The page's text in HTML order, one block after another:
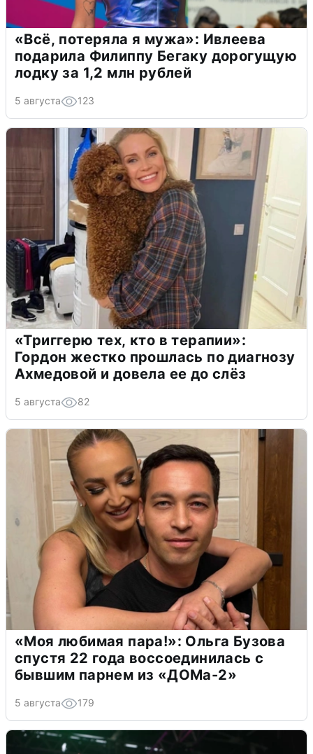
«Всё, потеряла я мужа»: Ивлеева
подарила Филиппу Бегаку дорогущую
лодку за 1,2 млн рублей
5 августа 123
«Триггерю тех, кто в терапии»:
Гордон жестко прошлась по диагнозу
Ахмедовой и довела ее до слёз
5 августа 82
«Моя любимая пара!»: Ольга Бузова
спустя 22 года воссоединилась с
бывшим парнем из «ДОМа-2»
5 августа 179